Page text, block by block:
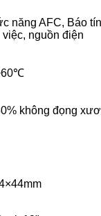
năng AFC, Báo
việc, nguồn điện
không đọng